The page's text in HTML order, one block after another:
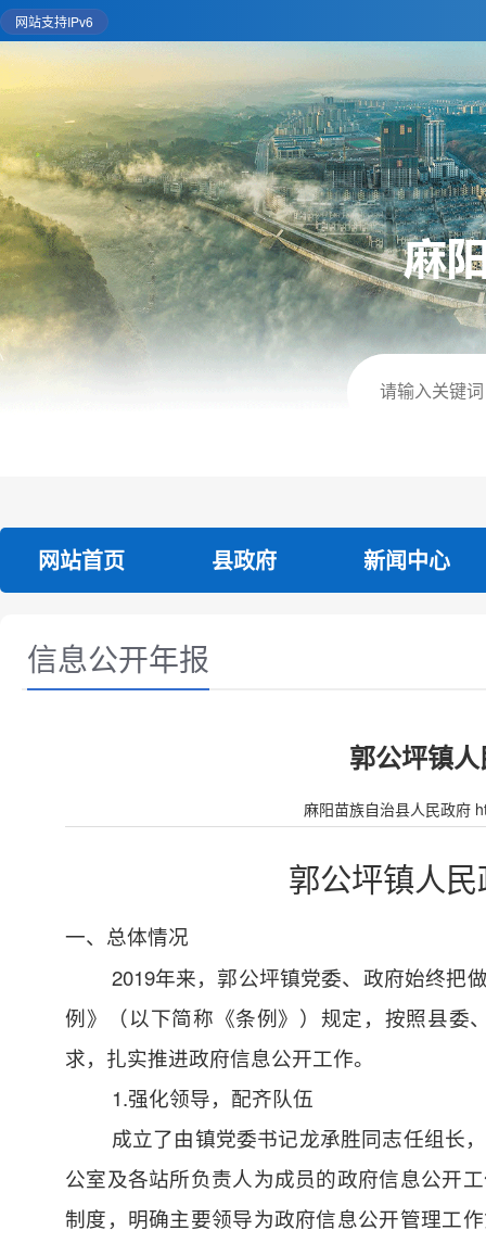
网站支持IPv6
网站首页 县政府 新闻中心
信息公开年报
郭公坪镇
麻阳苗族自治县人民政府
郭公坪镇人民
一、总体情况
2019年来，郭公坪镇党委、政府始终把
例》（以下简称《条例》）规定，按照县委
求，扎实推进政府信息公开工作。
1.强化领导，配齐队伍
成立了由镇党委书记龙承胜同志任组长
公室及各站所负责人为成员的政府信息公开
制度，明确主要领导为政府信息公开管理工